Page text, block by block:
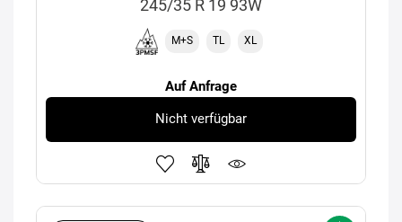
245/35 R 19 93W
M+S TL XL
Auf Anfrage
Nicht verfügbar